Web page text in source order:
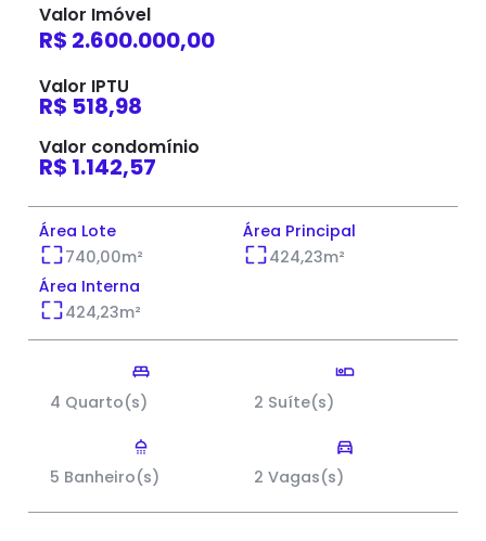
Valor Imóvel
R$ 2.600.000,00
Valor IPTU
R$ 518,98
Valor condomínio
R$ 1.142,57
Área Lote
740,00m²
Área Principal
424,23m²
Área Interna
424,23m²
4 Quarto(s) 2 Suíte(s)
5 Banheiro(s) 2 Vagas(s)